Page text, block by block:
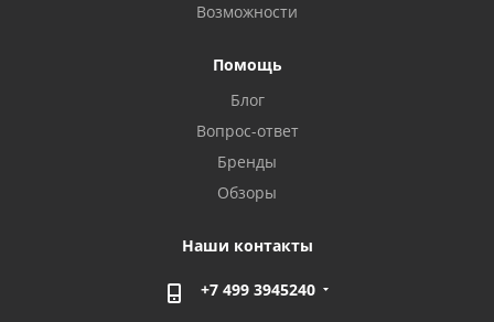
Возможности
Помощь
Блог
Вопрос-ответ
Бренды
Обзоры
Наши контакты
+7 499 3945240